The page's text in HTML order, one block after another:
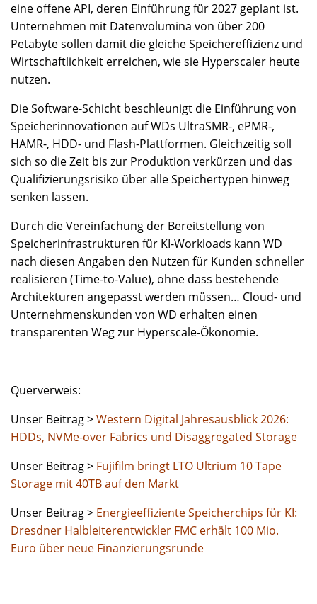
eine offene API, deren Einführung für 2027 geplant ist.
Unternehmen mit Datenvolumina von über 200
Petabyte sollen damit die gleiche Speichereffizienz und
Wirtschaftlichkeit erreichen, wie sie Hyperscaler heute
nutzen.
Die Software-Schicht beschleunigt die Einführung von
Speicherinnovationen auf WDs UltraSMR-, ePMR-,
HAMR-, HDD- und Flash-Plattformen. Gleichzeitig soll
sich so die Zeit bis zur Produktion verkürzen und das
Qualifizierungsrisiko über alle Speichertypen hinweg
senken lassen.
Durch die Vereinfachung der Bereitstellung von
Speicherinfrastrukturen für KI-Workloads kann WD
nach diesen Angaben den Nutzen für Kunden schneller
realisieren (Time-to-Value), ohne dass bestehende
Architekturen angepasst werden müssen… Cloud- und
Unternehmenskunden von WD erhalten einen
transparenten Weg zur Hyperscale-Ökonomie.
Querverweis:
Unser Beitrag >Western Digital Jahresausblick 2026:
HDDs, NVMe-over Fabrics und Disaggregated Storage
Unser Beitrag > Fujifilm bringt LTO Ultrium 10 Tape
Storage mit 40TB auf den Markt
Unser Beitrag > Energieeffiziente Speicherchips für KI:
Dresdner Halbleiterentwickler FMC erhält 100 Mio.
Euro über neue Finanzierungsrunde